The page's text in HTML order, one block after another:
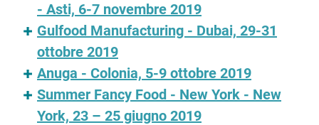
- Asti, 6-7 novembre 2019
Gulfood Manufacturing - Dubai, 29-31
ottobre 2019
Anuga - Colonia, 5-9 ottobre 2019
Summer Fancy Food - New York - New
York, 23 – 25 giugno 2019